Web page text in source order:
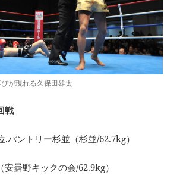
が現れる久保田雄太
戦
パントリー杉並（杉並/62.7kg）
曇野キックの会/62.9kg）